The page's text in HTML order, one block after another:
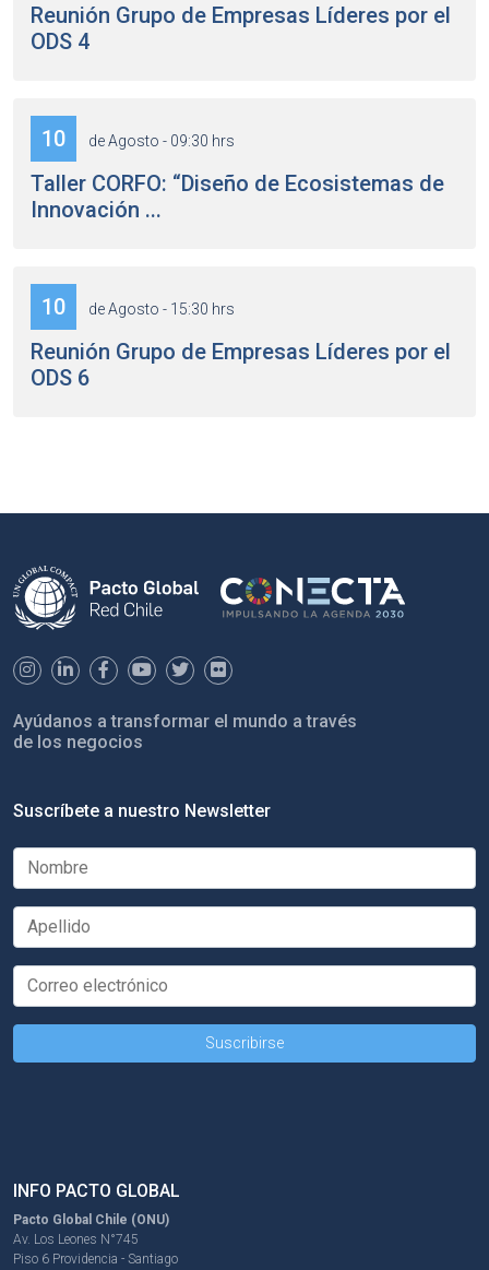
Reunión Grupo de Empresas Líderes por el
ODS 4
10 de Agosto - 09:30 hrs
Taller CORFO: “Diseño de Ecosistemas de
Innovación ...
10 de Agosto - 15:30 hrs
Reunión Grupo de Empresas Líderes por el
ODS 6
Ayúdanos a transformar el mundo a través
de los negocios
Suscríbete a nuestro Newsletter
INFO PACTO GLOBAL
Pacto Global Chile (ONU)
Av. Los Leones N°745
Piso 6 Providencia - Santiago